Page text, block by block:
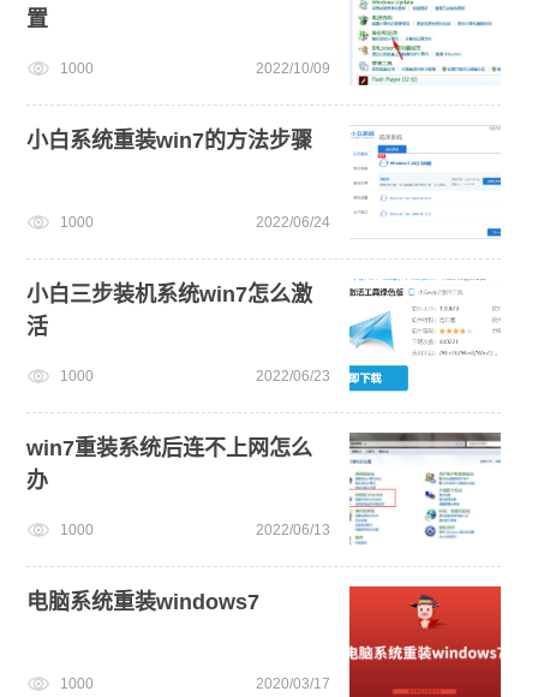
置
1000 2022/10/09
小白系统重装win7的方法步骤
1000 2022/06/24
小白三步装机系统win7怎么激
活
1000 2022/06/23
win7重装系统后连不上网怎么
办
1000 2022/06/13
电脑系统重装windows7
1000 2020/03/17